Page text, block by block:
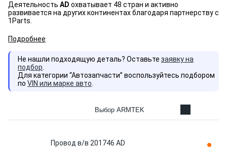
Деятельность AD охватывает 48 стран и активно
развивается на других континентах благодаря партнерству с
1Parts.
Подробнее
Не нашли подходящую деталь? Оставьте заявку на
подбор
Для категории “Автозапчасти” воспользуйтесь подбором
по VIN или марке авто
Выбор ARMTEK
Провод в/в 201746 AD